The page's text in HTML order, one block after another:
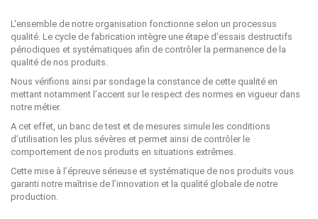
L'ensemble de notre organisation fonctionne selon un processus
qualité. Le cycle de fabrication intègre une étape d'essais destructifs
périodiques et systématiques afin de contrôler la permanence de la
qualité de nos produits.
Nous vérifions ainsi par sondage la constance de cette qualité en
mettant notamment l’accent sur le respect des normes en vigueur dans
notre métier.
A cet effet, un banc de test et de mesures simule les conditions
d’utilisation les plus sévères et permet ainsi de contrôler le
comportement de nos produits en situations extrêmes.
Cette mise à l’épreuve sérieuse et systématique de nos produits vous
garanti notre maîtrise de l’innovation et la qualité globale de notre
production.